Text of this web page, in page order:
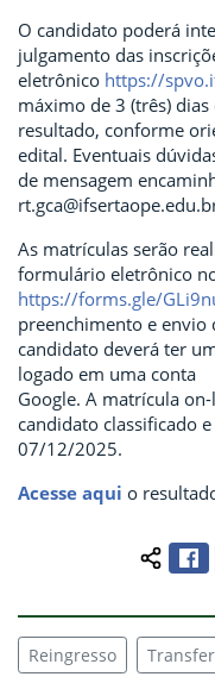
O candidato poderá
julgamento das
eletrônico https://
máximo de 3 (três)
resultado, conforme
edital. Eventuais
de mensagem
As matrículas serão
formulário eletrônico
https://forms.gle/
preenchimento e envio
candidato deverá ter
logado em uma conta
Google. A matrícula
candidato classificado
07/12/2025.
Acesse aqui o
Reingresso